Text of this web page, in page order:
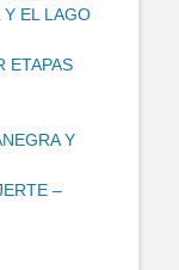
Y EL LAGO
ETAPAS
Y
–